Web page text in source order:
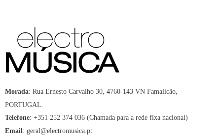
Morada: Rua Ernesto Carvalho 30, 4760-143 VN Famalicão,
PORTUGAL.
Telefone: +351 252 374 036 (Chamada para a rede fixa nacional)
Email : geral@electromusica.pt